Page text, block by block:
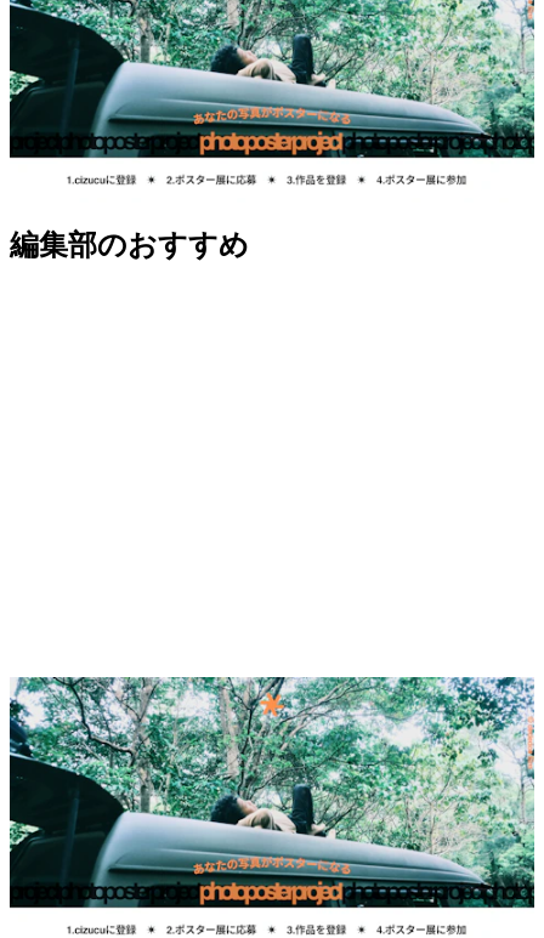
編集部のおすすめ